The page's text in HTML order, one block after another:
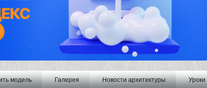
модель Галерея Новости архитектуры Уроки